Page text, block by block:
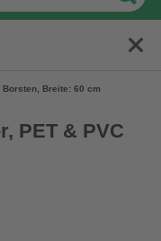
Borsten, Breite: 60 cm
PET & PVC